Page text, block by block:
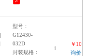
型号：
G12430-
032D
封装规格：
1
￥
询价